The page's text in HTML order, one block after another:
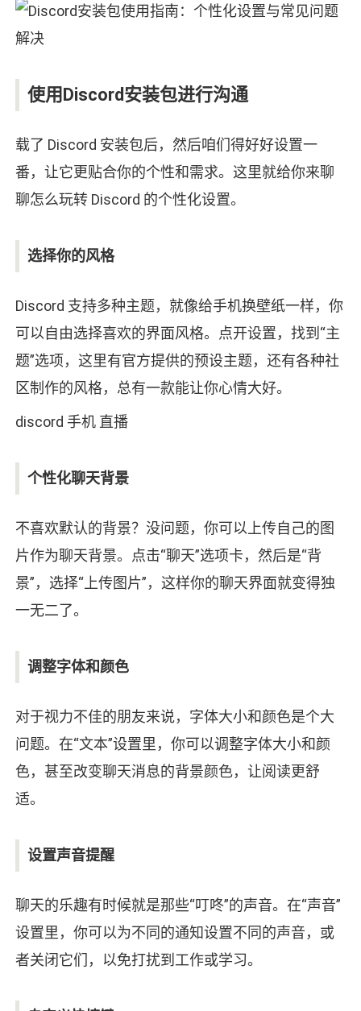
使用Discord安装包进行沟通
载了 Discord 安装包后，然后咱们得好好设置一
番，让它更贴合你的个性和需求。这里就给你来聊
聊怎么玩转 Discord 的个性化设置。
选择你的风格
Discord 支持多种主题，就像给手机换壁纸一样，你
可以自由选择喜欢的界面风格。点开设置，找到“主
题”选项，这里有官方提供的预设主题，还有各种社
区制作的风格，总有一款能让你心情大好。
discord 手机 直播
个性化聊天背景
不喜欢默认的背景？没问题，你可以上传自己的图
片作为聊天背景。点击“聊天”选项卡，然后是“背
景”，选择“上传图片”，这样你的聊天界面就变得独
一无二了。
调整字体和颜色
对于视力不佳的朋友来说，字体大小和颜色是个大
问题。在“文本”设置里，你可以调整字体大小和颜
色，甚至改变聊天消息的背景颜色，让阅读更舒
适。
设置声音提醒
聊天的乐趣有时候就是那些“叮咚”的声音。在“声音”
设置里，你可以为不同的通知设置不同的声音，或
者关闭它们，以免打扰到工作或学习。